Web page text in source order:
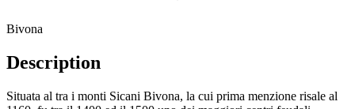
Bivona
Description
Situata al tra i monti Sicani Bivona, la cui prima menzione risale al